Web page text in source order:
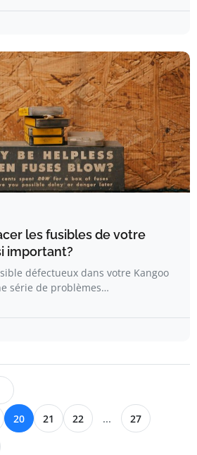
les fusibles de votre
important?
défectueux dans votre Kangoo
série de problèmes…
20 21 22 ... 27